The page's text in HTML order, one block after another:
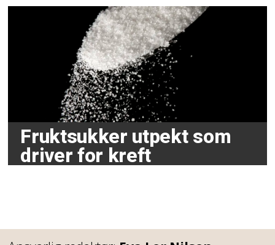
Fruktsukker utpekt som
driver for kreft